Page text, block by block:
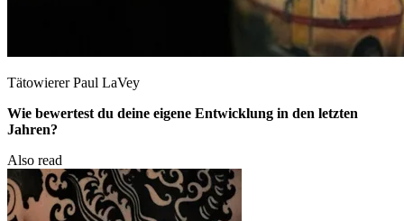
Tätowierer Paul LaVey
Wie bewertest du deine eigene Entwicklung in den letzten
Jahren?
Also read